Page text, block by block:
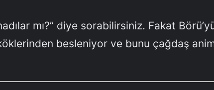
mı?” diye sorabilirsiniz. Fakat
besleniyor ve bunu çağdaş